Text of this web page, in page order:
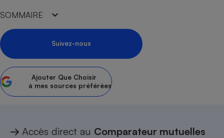
SOMMAIRE
Suivez-nous
Ajouter Que Choisir
à mes sources préférées
→ Accès direct au Comparateur mutuelles
Assurance emprunteur
Téléviseur